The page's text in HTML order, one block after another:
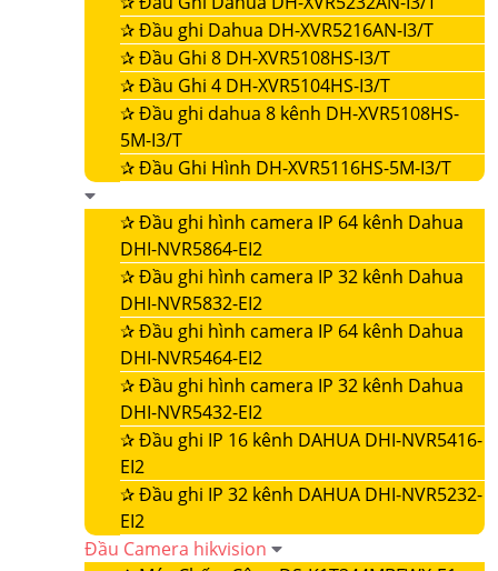
✰Đầu ghi Dahua DH-XVR5216AN-I3/T
✰Đầu Ghi 8 DH-XVR5108HS-I3/T
✰Đầu Ghi 4 DH-XVR5104HS-I3/T
✰Đầu ghi dahua 8 kênh DH-XVR5108HS-
5M-I3/T
✰Đầu Ghi Hình DH-XVR5116HS-5M-I3/T
✰Đầu ghi hình camera IP 64 kênh Dahua
DHI-NVR5864-EI2
✰Đầu ghi hình camera IP 32 kênh Dahua
DHI-NVR5832-EI2
✰Đầu ghi hình camera IP 64 kênh Dahua
DHI-NVR5464-EI2
✰Đầu ghi hình camera IP 32 kênh Dahua
DHI-NVR5432-EI2
✰Đầu ghi IP 16 kênh DAHUA DHI-NVR5416-
EI2
✰Đầu ghi IP 32 kênh DAHUA DHI-NVR5232-
EI2
Đầu Camera hikvision